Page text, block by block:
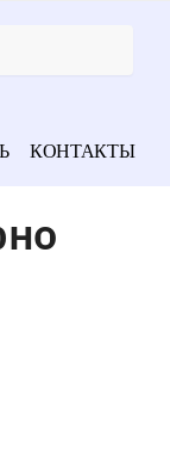
КОНТАКТЫ